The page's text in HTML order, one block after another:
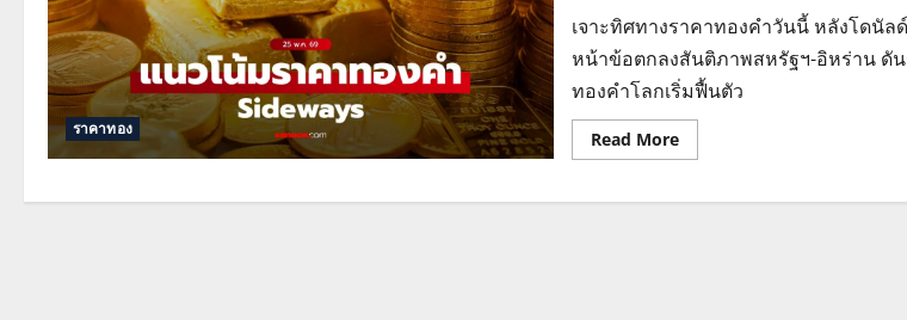
ราคาทอง
เจาะทิศทางราคาทองคำวันนี้ หลังโดนัล
หน้าข้อตกลงสันติภาพสหรัฐฯ-อิหร่าน ดั
ทองคำโลกเริ่มฟื้นตัว
Read MoreRead
more
ราคา